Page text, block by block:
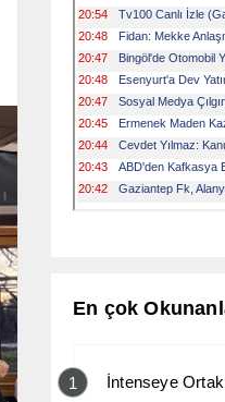
En çok
1 İntenseye